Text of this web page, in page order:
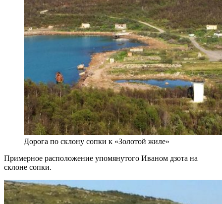
Дорога по склону сопки к «Золотой жиле»
Примерное расположение упомянутого Иваном дзота на
склоне сопки.